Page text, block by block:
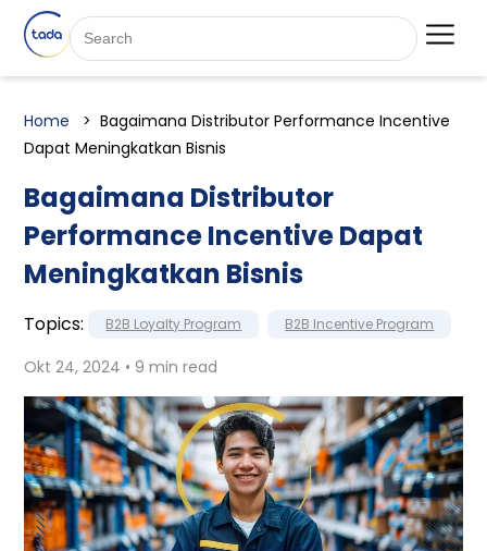
Home
Bagaimana Distributor Performance Incentive
Dapat Meningkatkan Bisnis
Bagaimana Distributor
Performance Incentive Dapat
Meningkatkan Bisnis
Topics: B2B Loyalty Program B2B Incentive Program
Okt 24, 2024 • 9 min read